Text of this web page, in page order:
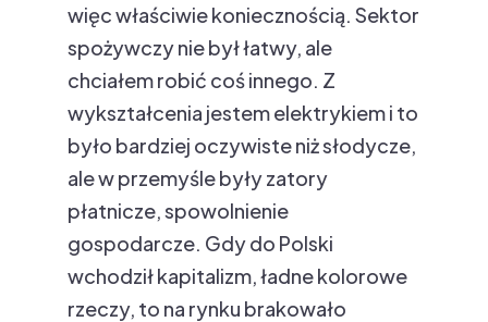
więc właściwie koniecznością. Sektor
spożywczy nie był łatwy, ale
chciałem robić coś innego. Z
wykształcenia jestem elektrykiem i to
było bardziej oczywiste niż słodycze,
ale w przemyśle były zatory
płatnicze, spowolnienie
gospodarcze. Gdy do Polski
wchodził kapitalizm, ładne kolorowe
rzeczy, to na rynku brakowało